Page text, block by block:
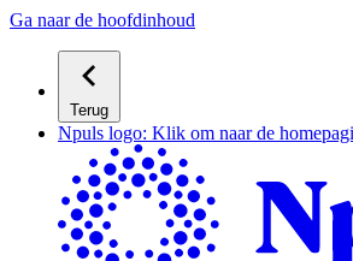
Ga naar de hoofdinhoud
Terug
Npuls logo: Klik om naar de